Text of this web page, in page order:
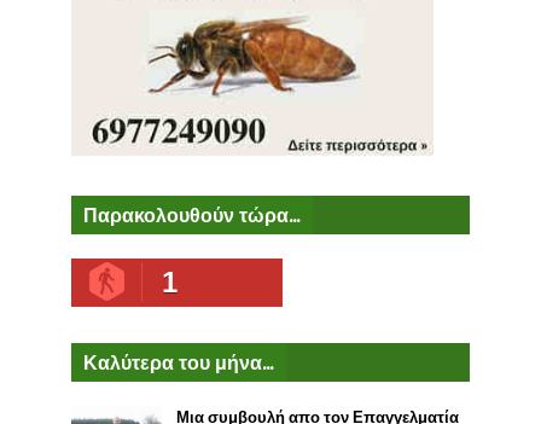
Παρακολουθούν τώρα...
1
Καλύτερα του μήνα...
Μια συμβουλή απο τον Επαγγελματία